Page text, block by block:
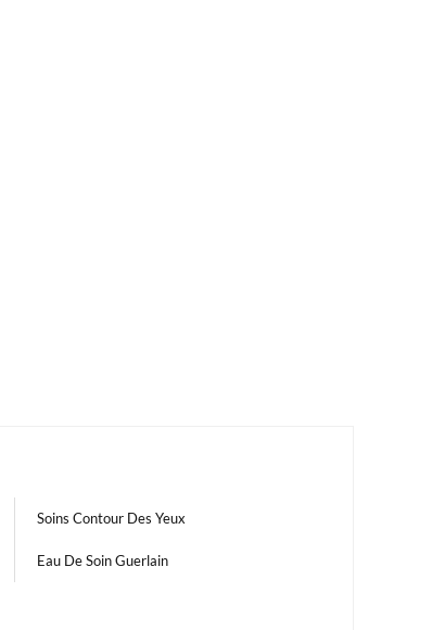
Soins Contour Des Yeux
Eau De Soin Guerlain